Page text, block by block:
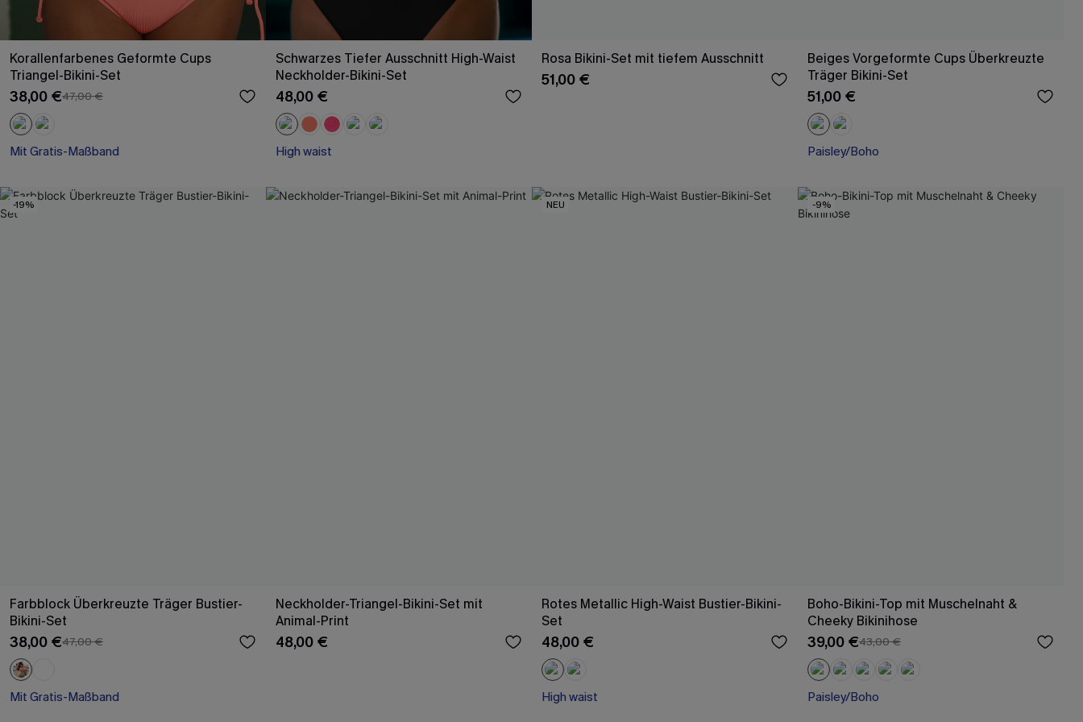
Korallenfarbenes Geformte Cups
Triangel-Bikini-Set
38,00 €47,00 €
Mit Gratis-Maßband
Schwarzes Tiefer Ausschnitt High-Waist
Neckholder-Bikini-Set
48,00 €
High waist
Rosa Bikini-Set mit tiefem Ausschnitt
51,00 €
Beiges Vorgeformte Cups Überkreuzte
Träger Bikini-Set
51,00 €
Paisley/Boho
-19%
Farbblock Überkreuzte Träger Bustier-
Bikini-Set
38,00 €47,00 €
Mit Gratis-Maßband
Neckholder-Triangel-Bikini-Set mit
Animal-Print
48,00 €
NEU
Rotes Metallic High-Waist Bustier-Bikini-
Set
48,00 €
High waist
-9%
Boho-Bikini-Top mit Muschelnaht &
Cheeky Bikinihose
39,00 €43,00 €
Paisley/Boho